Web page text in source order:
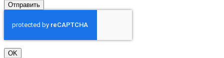
Отправить
OK